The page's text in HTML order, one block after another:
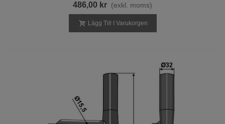
486,00 kr (exkl. moms)
Lägg Till I Varukorgen